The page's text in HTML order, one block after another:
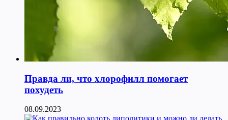
Правда ли, что хлорофилл помогает
похудеть
08.09.2023